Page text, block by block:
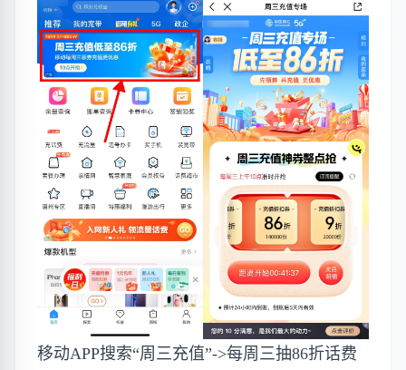
移动APP搜索“周三充值”->每周三抽86折话费